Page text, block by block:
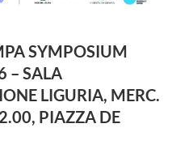
SYMPOSIUM
– SALA
LIGURIA, MERC.
PIAZZA DE